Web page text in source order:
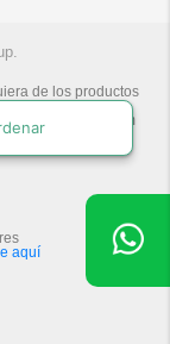
de los productos
stock.
8/8/2026
Bidcom
aquí